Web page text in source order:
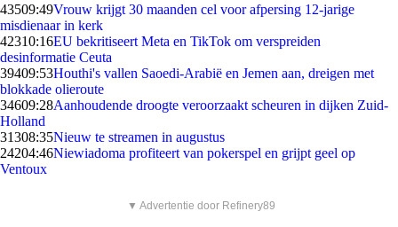
43509:49Vrouw krijgt 30 maanden cel voor afpersing 12-jarige
misdienaar in kerk
42310:16EU bekritiseert Meta en TikTok om verspreiden
desinformatie Ceuta
39409:53Houthi's vallen Saoedi-Arabië en Jemen aan, dreigen met
blokkade olieroute
34609:28Aanhoudende droogte veroorzaakt scheuren in dijken Zuid-
Holland
31308:35Nieuw te streamen in augustus
24204:46Niewiadoma profiteert van pokerspel en grijpt geel op
Ventoux
▼ Advertentie door Refinery89